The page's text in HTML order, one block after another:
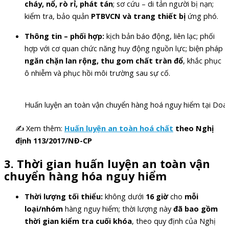
cháy, nổ, rò rỉ, phát tán; sơ cứu – di tản người bị nạn;
kiểm tra, bảo quản PTBVCN và trang thiết bị ứng phó.
Thông tin – phối hợp: kịch bản báo động, liên lạc; phối
hợp với cơ quan chức năng huy động nguồn lực; biện pháp
ngăn chặn lan rộng, thu gom chất tràn đổ, khắc phục
ô nhiễm và phục hồi môi trường sau sự cố.
Huấn luyện an toàn vận chuyển hàng hoá nguy hiểm tại
✍ Xem thêm: Huấn luyện an toàn hoá chất theo Nghị
định 113/2017/NĐ-CP
3. Thời gian huấn luyện an toàn vận
chuyển hàng hóa nguy hiểm
Thời lượng tối thiểu: không dưới 16 giờcho mỗi
loại/nhóm hàng nguy hiểm; thời lượng nàyđã bao gồm
thời gian kiểm tra cuối khóa, theo quy định của Nghị